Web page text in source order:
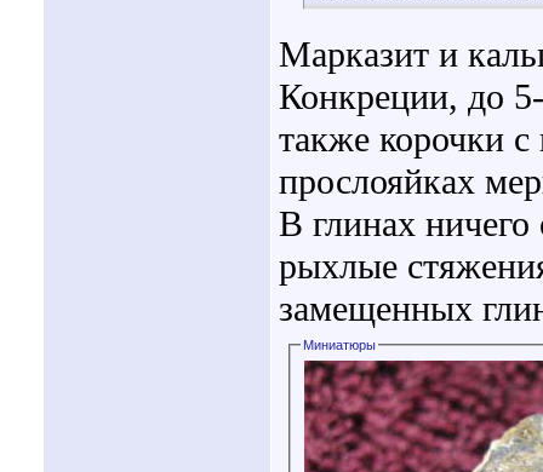
Марказит и
Конкреции, до
также корочки
прослояйках
В глинах
рыхлые
замещенных
Миниатюры